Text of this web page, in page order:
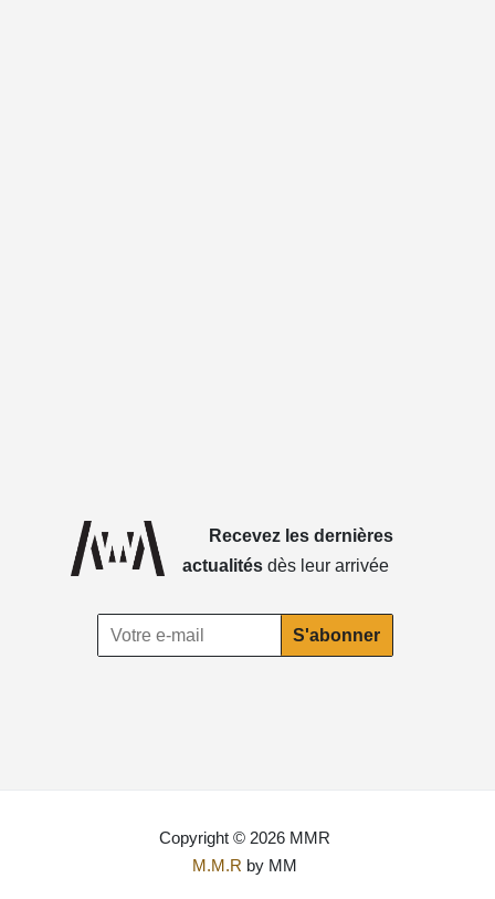
Recevez les dernières
actualités dès leur arrivée
Copyright © 2026 MMR
M.M.R by MM